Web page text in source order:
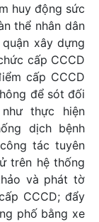
huy động sức
thể nhân dân
xây dựng
cấp CCCD
cấp CCCD
để sót đối
thực hiện
dịch bệnh
tác tuyên
trên hệ thống
và phát tờ
CCCD; đẩy
phố bằng xe